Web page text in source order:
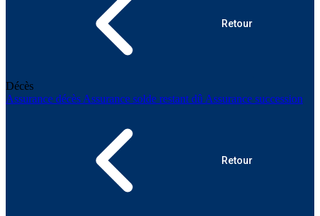
Retour
Décès
Assurance décès Assurance solde restant dû Assurance succession
Retour